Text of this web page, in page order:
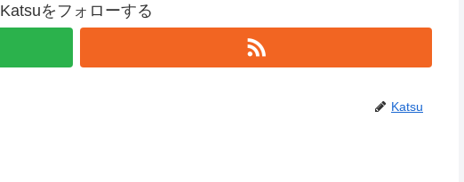
Katsuをフォローする
Katsu